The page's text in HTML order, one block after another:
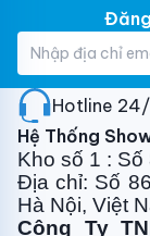
Điều hòa âm
luồng gió rộng
tỏa ra xa hơn
khắp phòng.
hòa và thổi
Panasonic
quả
Hotline
Hệ Thống
Kho số 1 :
Địa chỉ: Số
Hà Nội, Việt
Công Ty